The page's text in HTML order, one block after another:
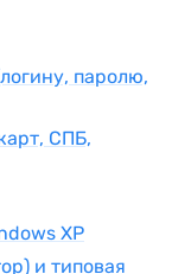
паролю,
СПБ,
XP
и типовая